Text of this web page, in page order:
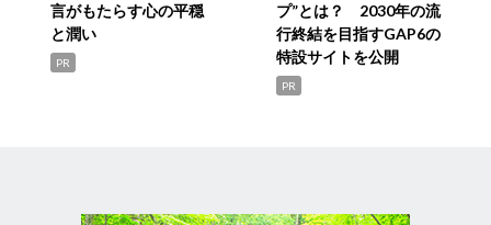
言がもたらす心の平穏
と潤い
PR
プ”とは？ 2030年の流
行終結を目指すGAP6の
特設サイトを公開
PR